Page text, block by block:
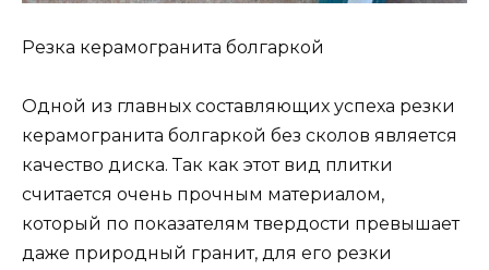
Резка керамогранита болгаркой
Одной из главных составляющих успеха резки
керамогранита болгаркой без сколов является
качество диска. Так как этот вид плитки
считается очень прочным материалом,
который по показателям твердости превышает
даже природный гранит, для его резки